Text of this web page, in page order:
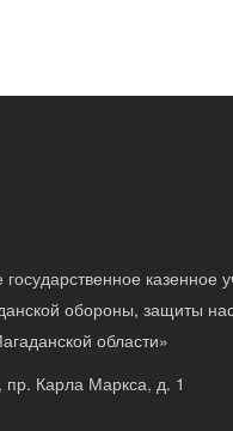
казенное
обороны, защиты
области»
Карла Маркса, д. 1